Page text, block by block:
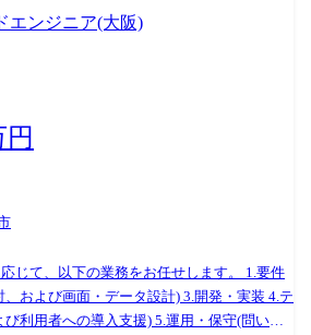
務ロジックの実装を行います。 また、標準
を用いた実装を行う場合もあります。
連携するためのWeb APIや取込バッチ処理な
スト・品質管理 単体・結合・総合テストの
ザートレーニング、受入テスト(UAT)支援に
援し、導入後は保守・改善提案、必要があ
題が発生した場合はチーム全体で情報を共有
30年前はDXという言葉も耳馴染みなく、お
い環境でした。 なかには、工場自体の競争
閉鎖から、工場に支えられた街自体が閑散
ました。 このような悲劇を繰り返したくは
、真に必要とされるエンジニア」を輩出す
そしてそれは、本当の意味でエンジニアの
力を醸成し、社会が持続的な発展を続けるこ
クト内容※一例です
からリリースまで約2年のプロジェクトに
短納期で完了 生成型AI ：プロセスマイニ
エンジニア(大阪)
円
て、以下の業務をお任せします。 1.要件
および画面・データ設計) 3.開発・実装 4.テ
利用者への導入支援) 5.運用・保守(問い合